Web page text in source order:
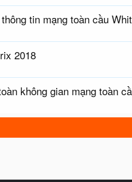
tin mạng toàn cầu
2018
không gian mạng toàn